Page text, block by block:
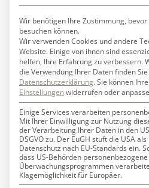
für:
tesson
Wir benötigen Ihre Zustimmung,
besuchen können.
Wir verwenden Cookies und andere
Website. Einige von ihnen sind
helfen, Ihre Erfahrung zu verbessern.
die Verwendung Ihrer Daten finden
Datenschutzerklärung.Sie können
Einstellungenwiderrufen oder
Einige Services verarbeiten
Mit Ihrer Einwilligung zur Nutzung
der Verarbeitung Ihrer Daten in den
DSGVO zu. Der EuGH stuft die USA
Datenschutz nach EU-Standards ein.
dass US-Behörden
Überwachungsprogrammen
Klagemöglichkeit für Europäer.